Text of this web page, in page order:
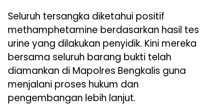
Seluruh tersangka diketahui positif
methamphetamine berdasarkan hasil tes
urine yang dilakukan penyidik. Kini mereka
bersama seluruh barang bukti telah
diamankan di Mapolres Bengkalis guna
menjalani proses hukum dan
pengembangan lebih lanjut.